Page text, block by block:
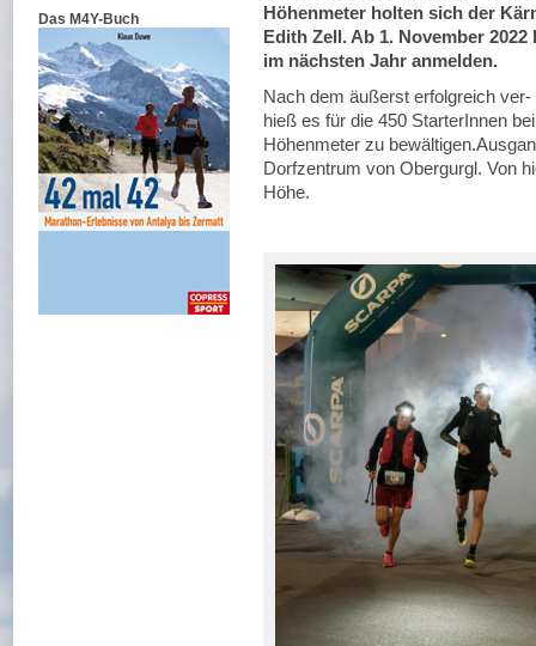
Das M4Y-Buch
Höhenmeter holten sich der
Edith Zell. Ab 1. November
im nächsten Jahr anmelden.
Nach dem äußerst erfolgreich
hieß es für die 450 StarterInnen
Höhenmeter zu
Dorfzentrum von Obergurgl. Von
Höhe.